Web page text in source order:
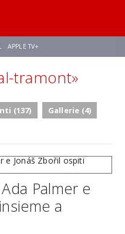
APPLE TV+
AVENGERS: DOOMSDAY
tramont»
(137) Gallerie (4)
Palmer e
a